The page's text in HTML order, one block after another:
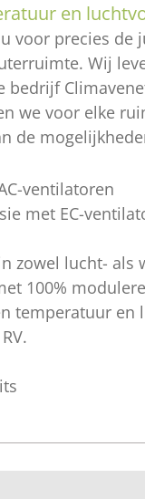
en
voor precies de
Wij
we voor elke
de
ventilatoren
met EC-
zowel lucht- als
100%
temperatuur en